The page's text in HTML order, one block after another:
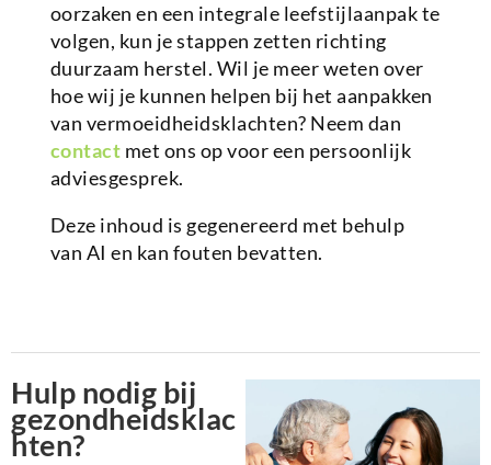
oorzaken en een integrale leefstijlaanpak te
volgen, kun je stappen zetten richting
duurzaam herstel. Wil je meer weten over
hoe wij je kunnen helpen bij het aanpakken
van vermoeidheidsklachten? Neem dan
contact met ons op voor een persoonlijk
adviesgesprek.
Deze inhoud is gegenereerd met behulp
van AI en kan fouten bevatten.
Hulp nodig bij
gezondheidsklac
hten?